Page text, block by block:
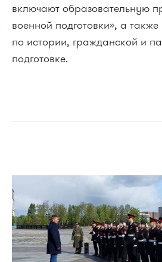
включают образовательную
военной подготовки», а
по истории, гражданской и
подготовке.